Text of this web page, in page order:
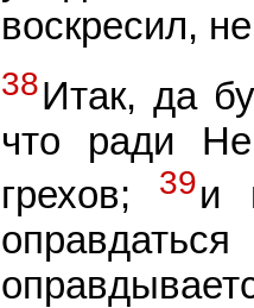
воскресил,
38Итак, да
что ради
грехов;
39и